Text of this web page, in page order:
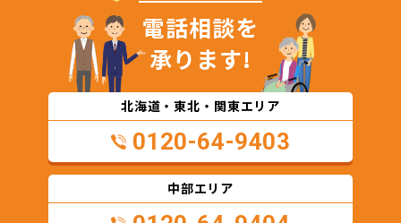
電話相談を
承ります!
北海道・東北・関東エリア
0120-64-9403
中部エリア